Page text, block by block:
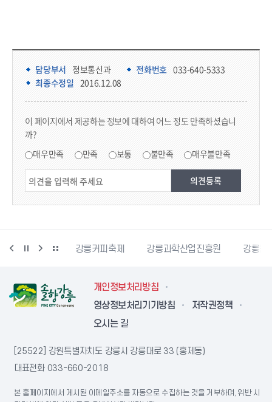
담당부서 정보 & 컨텐츠 만족도 조사
담당부서 정보통신과 전화번호 033-640-5333
최종수정일 2016.12.08
이 페이지에서 제공하는 정보에 대하여 어느 정도 만족하셨습니
까?
매우만족 만족 보통 불만족 매우불만족
자원봉사센터 강릉커피축제 강릉과학산업진흥원 강릉문
개인정보처리방침
영상정보처리기기방침
저작권정책
오시는 길
[25522] 강원특별자치도 강릉시 강릉대로 33 (홍제동)
대표전화 033-660-2018
본 홈페이지에서 게시된 이메일주소를 자동으로 수집하는 것을 거부하며, 위반 시